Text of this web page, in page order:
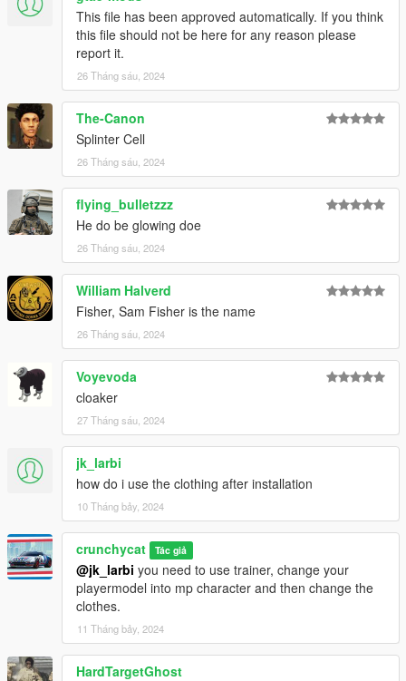
This file has been approved automatically. If you think
this file should not be here for any reason please
report it.
26 Tháng sáu, 2024
The-Canon
Splinter Cell
26 Tháng sáu, 2024
flying_bulletzzz
He do be glowing doe
26 Tháng sáu, 2024
William Halverd
Fisher, Sam Fisher is the name
26 Tháng sáu, 2024
Voyevoda
cloaker
27 Tháng sáu, 2024
jk_larbi
how do i use the clothing after installation
10 Tháng bảy, 2024
crunchycat Tác giả
@jk_larbi you need to use trainer, change your
playermodel into mp character and then change the
clothes.
11 Tháng bảy, 2024
HardTargetGhost